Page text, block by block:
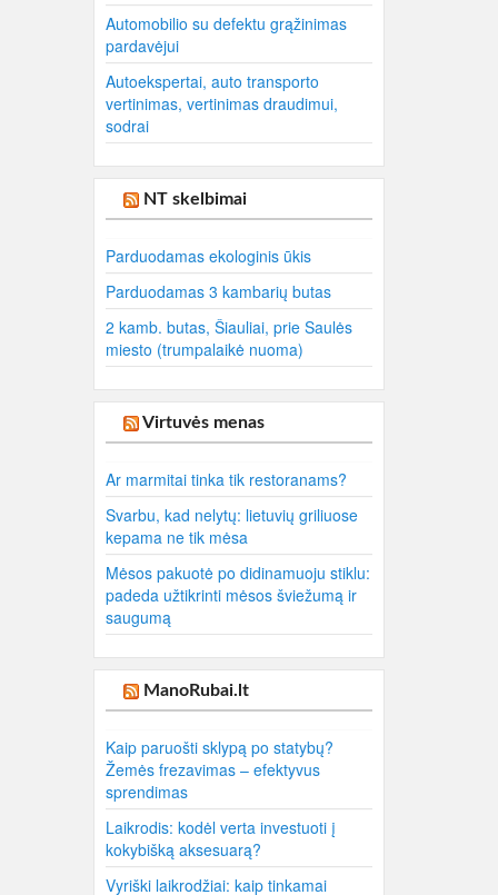
Automobilio su defektu grąžinimas
pardavėjui
Autoekspertai, auto transporto
vertinimas, vertinimas draudimui,
sodrai
NT skelbimai
Parduodamas ekologinis ūkis
Parduodamas 3 kambarių butas
2 kamb. butas, Šiauliai, prie Saulės
miesto (trumpalaikė nuoma)
Virtuvės menas
Ar marmitai tinka tik restoranams?
Svarbu, kad nelytų: lietuvių griliuose
kepama ne tik mėsa
Mėsos pakuotė po didinamuoju stiklu:
padeda užtikrinti mėsos šviežumą ir
saugumą
ManoRubai.lt
Kaip paruošti sklypą po statybų?
Žemės frezavimas – efektyvus
sprendimas
Laikrodis: kodėl verta investuoti į
kokybišką aksesuarą?
Vyriški laikrodžiai: kaip tinkamai